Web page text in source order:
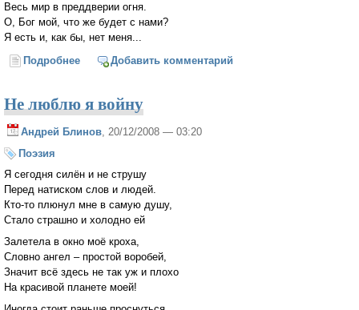
Весь мир в преддверии огня.
О, Бог мой, что же будет с нами?
Я есть и, как бы, нет меня...
Подробнее о Ревёт финансовый цунами
Добавить комментарий
Не люблю я войну
Андрей Блинов , 20/12/2008 — 03:20
Поэзия
Я сегодня силён и не струшу
Перед натиском слов и людей.
Кто-то плюнул мне в самую душу,
Стало страшно и холодно ей
Залетела в окно моё кроха,
Словно ангел – простой воробей,
Значит всё здесь не так уж и плохо
На красивой планете моей!